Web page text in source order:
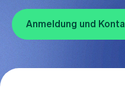
Fachbereiche
Aufenthalt
Anmeldung und